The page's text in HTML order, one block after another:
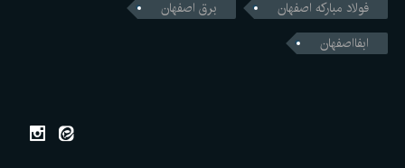
فولاد مبارکه اصفهان
برق اصفهان
ابفااصفهان